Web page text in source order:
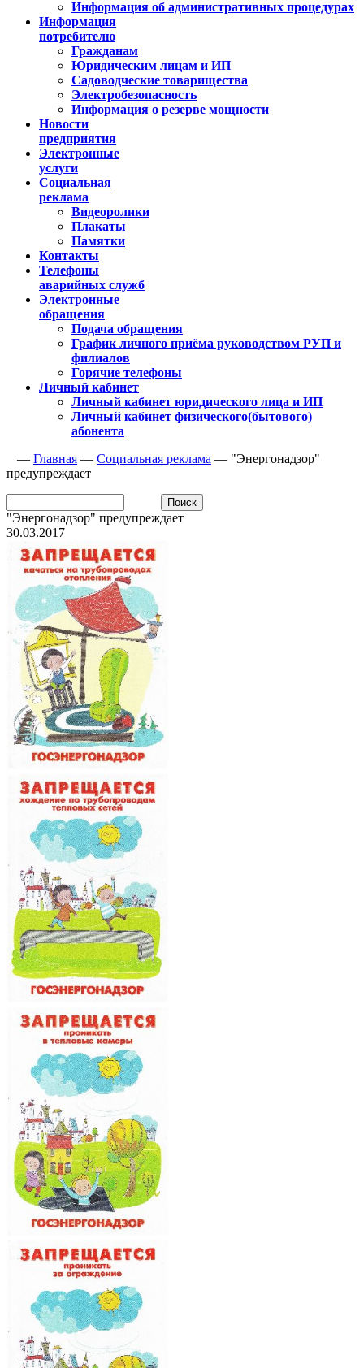
Информация об административных процедурах
Информация
потребителю
Гражданам
Юридическим лицам и ИП
Садоводческие товарищества
Электробезопасность
Информация о резерве мощности
Новости
предприятия
Электронные
услуги
Социальная
реклама
Видеоролики
Плакаты
Памятки
Контакты
Телефоны
аварийных служб
Электронные
обращения
Подача обращения
График личного приёма руководством РУП и
филиалов
Горячие телефоны
Личный кабинет
Личный кабинет юридического лица и ИП
Личный кабинет физического(бытового)
абонента
— Главная — Социальная реклама — "Энергонадзор"
предупреждает
"Энергонадзор" предупреждает
30.03.2017